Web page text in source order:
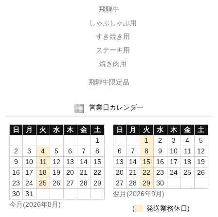
飛騨牛
しゃぶしゃぶ用
すき焼き用
ステーキ用
焼き肉用
飛騨牛限定品
営業日カレンダー
今月(2026年8月)
日 月 火 水 木 金
土
1
2
3 4 5 6 7
8
9
10 11 12 13 14
15
16
17 18 19 20 21
22
23
24 25 26 27 28
29
30
31 翌月(2026年9月)
日 月 火 水 木 金
土
1
2 3 4
5
6
7 8 9 10 11
12
13
14 15 16 17 18
19
20
21 22 23 24 25
26
27
28 29 30
( 発送業務休日)